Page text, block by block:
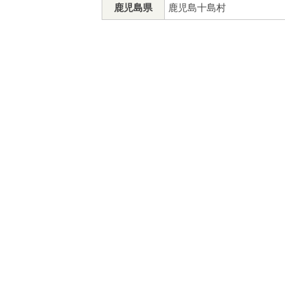
鹿児島県 鹿児島十島村